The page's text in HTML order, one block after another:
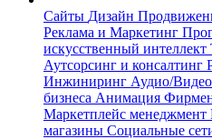
Сайты Дизайн
Реклама и Маркетинг
искусственный интеллект
Аутсорсинг и консалтинг
Инжиниринг Аудио/
бизнеса Анимация
Маркетплейс менеджмент
магазины Социальные